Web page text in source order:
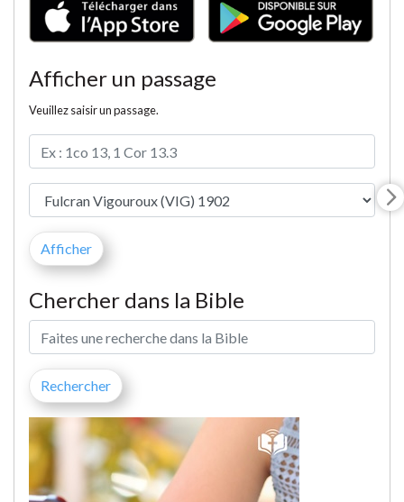
Afficher un passage
Veuillez saisir un passage.
Chercher dans la Bible